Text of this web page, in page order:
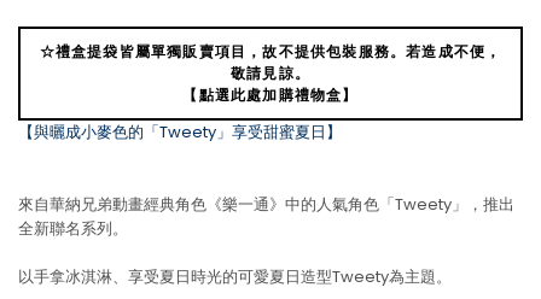
☆禮盒提袋皆屬單獨販賣項目，故不提供包裝服務。若造成不便，
敬請見諒。
【點選此處加購禮物盒】
【與曬成小麥色的「Tweety」享受甜蜜夏日】
來自華納兄弟動畫經典角色《樂一通》中的人氣角色「Tweety」，推出
全新聯名系列。
以手拿冰淇淋、享受夏日時光的可愛夏日造型Tweety為主題。